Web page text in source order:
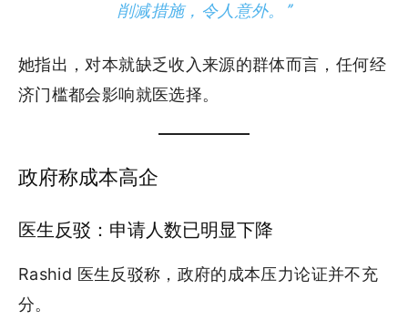
削减措施，令人意外。”
她指出，对本就缺乏收入来源的群体而言，任何经
济门槛都会影响就医选择。
政府称成本高企
医生反驳：申请人数已明显下降
Rashid 医生反驳称，政府的成本压力论证并不充
分。